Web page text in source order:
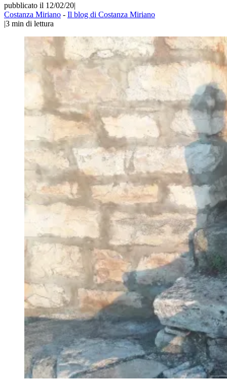
pubblicato il 12/02/20|
Costanza Miriano - Il blog di Costanza Miriano
|3 min di lettura